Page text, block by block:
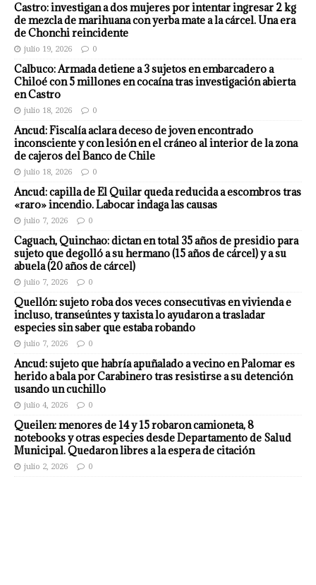
Castro: investigan a dos mujeres por intentar ingresar 2 kg
de mezcla de marihuana con yerba mate a la cárcel. Una era
de Chonchi reincidente
julio 19, 2026 0
Calbuco: Armada detiene a 3 sujetos en embarcadero a
Chiloé con 5 millones en cocaína tras investigación abierta
en Castro
julio 18, 2026 0
Ancud: Fiscalía aclara deceso de joven encontrado
inconsciente y con lesión en el cráneo al interior de la zona
de cajeros del Banco de Chile
julio 18, 2026 0
Ancud: capilla de El Quilar queda reducida a escombros tras
«raro» incendio. Labocar indaga las causas
julio 7, 2026 0
Caguach, Quinchao: dictan en total 35 años de presidio para
sujeto que degolló a su hermano (15 años de cárcel) y a su
abuela (20 años de cárcel)
julio 7, 2026 0
Quellón: sujeto roba dos veces consecutivas en vivienda e
incluso, transeúntes y taxista lo ayudaron a trasladar
especies sin saber que estaba robando
julio 7, 2026 0
Ancud: sujeto que habría apuñalado a vecino en Palomar es
herido a bala por Carabinero tras resistirse a su detención
usando un cuchillo
julio 4, 2026 0
Queilen: menores de 14 y 15 robaron camioneta, 8
notebooks y otras especies desde Departamento de Salud
Municipal. Quedaron libres a la espera de citación
julio 2, 2026 0